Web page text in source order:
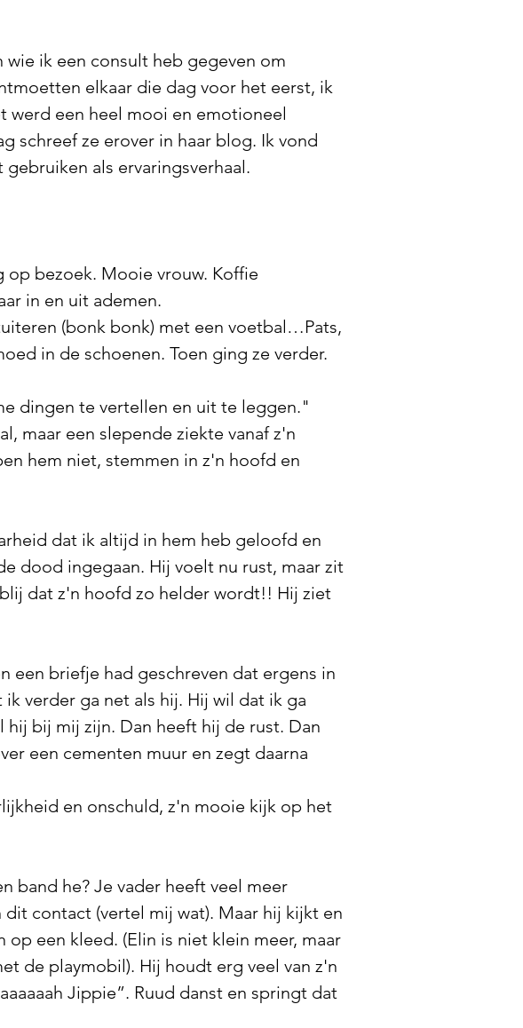
ik een consult heb gegeven om
elkaar die dag voor het eerst, ik
werd een heel mooi en emotioneel
schreef ze erover in haar blog. Ik vond
als ervaringsverhaal.
op bezoek. Mooie vrouw. Koffie
in en uit ademen.
(bonk bonk) met een voetbal…Pats,
in de schoenen. Toen ging ze verder.
dingen te vertellen en uit te leggen."
maar een slepende ziekte vanaf z'n
hem niet, stemmen in z'n hoofd en
dat ik altijd in hem heb geloofd en
dood ingegaan. Hij voelt nu rust, maar zit
dat z'n hoofd zo helder wordt!! Hij ziet
een briefje had geschreven dat ergens in
verder ga net als hij. Hij wil dat ik ga
hij bij mij zijn. Dan heeft hij de rust. Dan
een cementen muur en zegt daarna
en onschuld, z'n mooie kijk op het
band he? Je vader heeft veel meer
contact (vertel mij wat). Maar hij kijkt en
op een kleed. (Elin is niet klein meer, maar
de playmobil). Hij houdt erg veel van z'n
Jippie”. Ruud danst en springt dat